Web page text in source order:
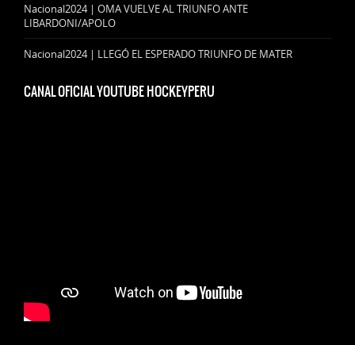
Nacional2024 | OMA VUELVE AL TRIUNFO ANTE
LIBARDONI/APOLO
Nacional2024 | LLEGÓ EL ESPERADO TRIUNFO DE MATER
CANAL OFICIAL YOUTUBE HOCKEYPERU